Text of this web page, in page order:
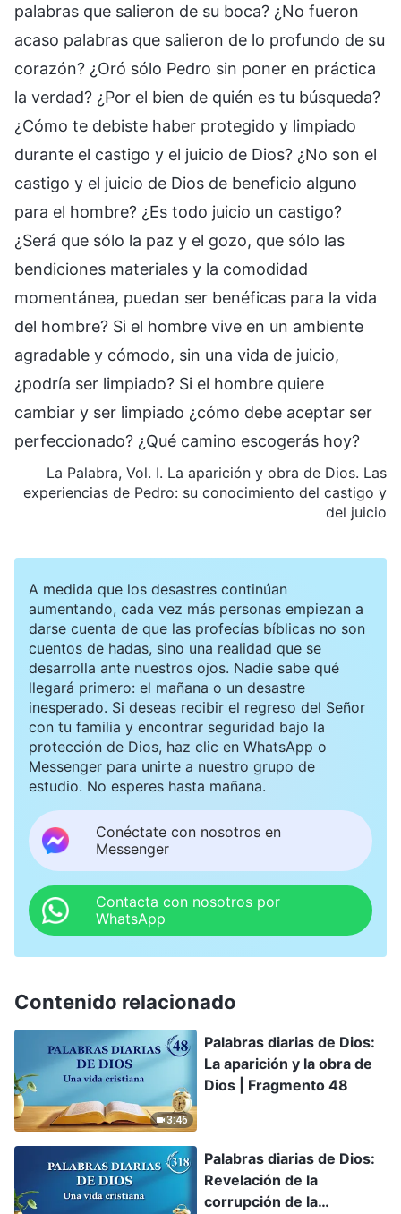
palabras que salieron de su boca? ¿No fueron
acaso palabras que salieron de lo profundo de su
corazón? ¿Oró sólo Pedro sin poner en práctica
la verdad? ¿Por el bien de quién es tu búsqueda?
¿Cómo te debiste haber protegido y limpiado
durante el castigo y el juicio de Dios? ¿No son el
castigo y el juicio de Dios de beneficio alguno
para el hombre? ¿Es todo juicio un castigo?
¿Será que sólo la paz y el gozo, que sólo las
bendiciones materiales y la comodidad
momentánea, puedan ser benéficas para la vida
del hombre? Si el hombre vive en un ambiente
agradable y cómodo, sin una vida de juicio,
¿podría ser limpiado? Si el hombre quiere
cambiar y ser limpiado ¿cómo debe aceptar ser
perfeccionado? ¿Qué camino escogerás hoy?
La Palabra, Vol. I. La aparición y obra de Dios. Las
experiencias de Pedro: su conocimiento del castigo y
del juicio
A medida que los desastres continúan
aumentando, cada vez más personas empiezan a
darse cuenta de que las profecías bíblicas no son
cuentos de hadas, sino una realidad que se
desarrolla ante nuestros ojos. Nadie sabe qué
llegará primero: el mañana o un desastre
inesperado. Si deseas recibir el regreso del Señor
con tu familia y encontrar seguridad bajo la
protección de Dios, haz clic en WhatsApp o
Messenger para unirte a nuestro grupo de
estudio. No esperes hasta mañana.
Conéctate con nosotros en
Messenger
Contacta con nosotros por
WhatsApp
Contenido relacionado
3:46
Palabras diarias de Dios:
La aparición y la obra de
Dios | Fragmento 48
Palabras diarias de Dios:
Revelación de la
corrupción de la